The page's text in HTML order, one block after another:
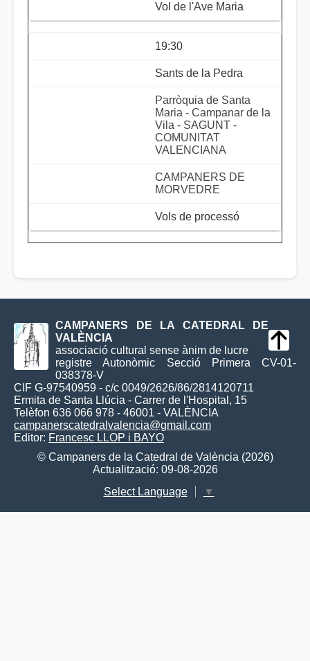
Vol de l'Ave Maria
19:30
Sants de la Pedra
Parròquia de Santa
Maria - Campanar de la
Vila - SAGUNT -
COMUNITAT
VALENCIANA
CAMPANERS DE
MORVEDRE
Vols de processó
CAMPANERS DE LA CATEDRAL DE
VALÈNCIA
associació cultural sense ànim de lucre
registre Autonòmic Secció Primera CV-01-
038378-V
CIF G-97540959 - c/c 0049/2626/86/2814120711
Ermita de Santa Llúcia - Carrer de l'Hospital, 15
Telèfon 636 066 978 - 46001 - VALÈNCIA
campanerscatedralvalencia@gmail.com
Editor: Francesc LLOP i BAYO
© Campaners de la Catedral de València (2026)
Actualització: 09-08-2026
Select Language
▼